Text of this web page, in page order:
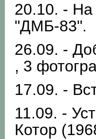
20.10. - На
"ДМБ-83".
26.09. -
, 3
17.09. -
11.09. -
Котор